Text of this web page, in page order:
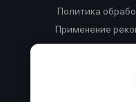
Политика
Применение
Правила
Правила